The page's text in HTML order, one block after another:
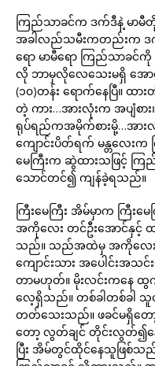
ကြည်သာခင်က ဒက်ဒီနဲ့ မာမီ
အခါလည်သမီးကတည်းက ဒ
ရော မာမီရော ကြည်သာခင်
လို ဘာမှလိုလေသေးမရှိ အေ
(၁၀)တန်း ရောက်နေပြီ။ ထာ
တဲ့ ကား…အားလုံးက အပျံစ
ရုပ်ရည်ကအမိုက်စားမို့…အား
ကျောင်းပိတ်ရက် မန္တလေး
မေကြီးက ဆွဲထားသဖြင့် ကြ
သောင်တင်၍ ကျန်ခဲ့ရသည်။
ကြီးမေကြီး အိမ်မှာက ကြီး
အကိုလေး တင်ဦးအောင်နှင့်
သည်။ သည်အထဲမှ အကိုလေး
ကျောင်းသား အပေါင်းအ
တာမဟုတ်။ မိုးလင်းကနေ ထွက်
လေ့ရှိသည်။ တစ်ခါတစ်ခါ သူ
တတ်သေးသည်။ ဖခင်မရှိတေ
တော့ လွတ်ချင် တိုင်းလွတ်၍န
ပြီး အိမ်တွင်ထိုင်နေသူဖြစ်